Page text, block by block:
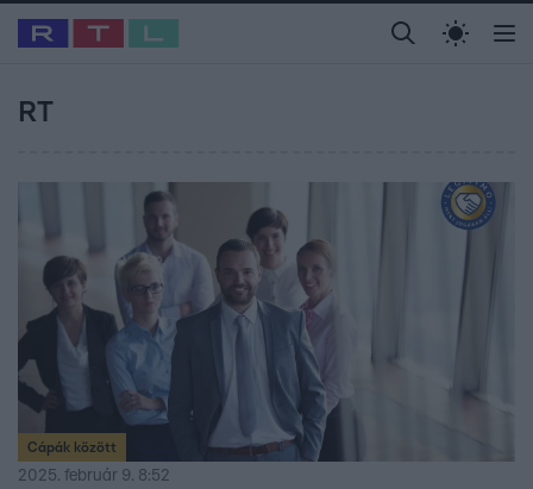
Legfrissebb RTL Híradó Randi Celeb vagyok,
Babits Marcella Most Wanted Gallusz
RT
Cápák között
2025. február 9. 8:52